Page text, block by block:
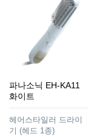
파나소닉 EH-KA11
화이트
헤어스타일러 드라이
기 (헤드 1종)